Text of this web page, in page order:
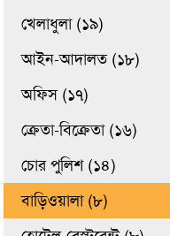
খেলাধুলা (১৯)
আইন-আদালত (১৮)
অফিস (১৭)
ক্রেতা-বিক্রেতা (১৬)
চোর পুলিশ (১৪)
বাড়িওয়ালা (৮)